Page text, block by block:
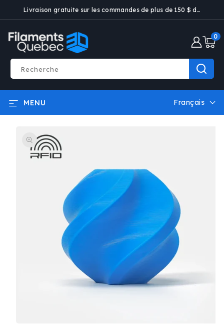
ET PASSER
CONTENU
Livraison gratuite sur les commandes de plus de 150 $ dans certaines villes
Recherche
0
0
MENU
L
a
Français
INFORMATIONS
PRODUITS